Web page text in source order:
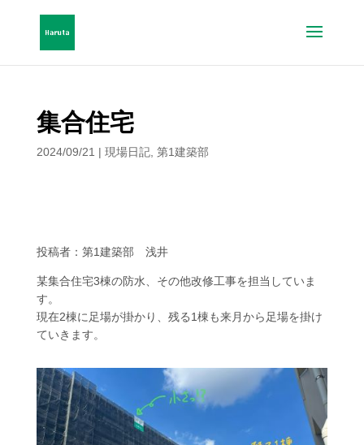
集合住宅
2024/09/21 | 現場日記, 第1建築部
投稿者：第1建築部 浅井
某集合住宅3棟の防水、その他改修工事を担当していま
す。
現在2棟に足場が掛かり、残る1棟も来月から足場を掛け
ていきます。